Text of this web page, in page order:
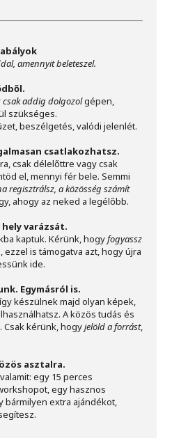
amennyit beleteszel.
csak addig dolgozolgépen,
szükséges.
beszélgetés, valódi jelenlét.
csatlakozhatsz.
csak délelőttre vagy csak
el, mennyi fér bele. Semmi
regisztrálsz, a közösség számít
ahogy az neked a legélőbb.
varázsát.
kaptuk. Kérünk, hogyfogyassz
, ezzel is támogatva azt, hogy újra
ide.
Egymásról is.
készülnek majd olyan képek,
A közös tudás és
kérünk, hogyjelöld a forrást,
asztalra.
egy 15 perces
egy hasznos
bármilyen extra ajándékot,